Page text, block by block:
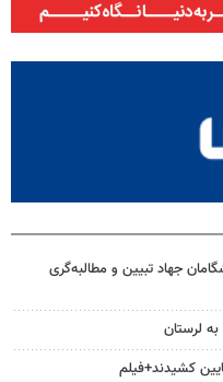
جهاد تبیین و مطالبه‌گری
به لرستان
کشیدند+فیلم